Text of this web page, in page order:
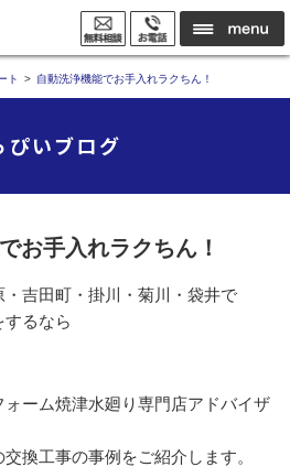
ト 自動洗浄機能でお手入れラクちん！
ぴいブログ
お手入れラクちん！
吉田町・掛川・菊川・袋井で
するなら
ーム焼津水廻り専門店アドバイザ
換工事の事例をご紹介します。